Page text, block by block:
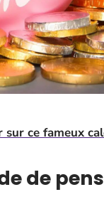
sur ce fameux
de